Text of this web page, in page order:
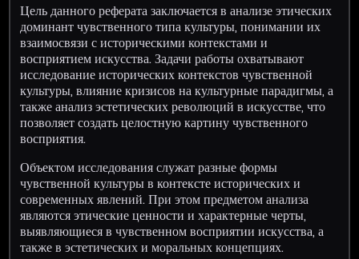
Цель данного реферата заключается в анализе этических
доминант чувственного типа культуры, понимании их
взаимосвязи с историческими контекстами и
восприятием искусства. Задачи работы охватывают
исследование исторических контекстов чувственной
культуры, влияние кризисов на культурные парадигмы, а
также анализ эстетических революций в искусстве, что
позволяет создать целостную картину чувственного
восприятия.
Объектом исследования служат разные формы
чувственной культуры в контексте исторических и
современных явлений. При этом предметом анализа
являются этические ценности и характерные черты,
выявляющиеся в чувственном восприятии искусства, а
также в эстетических и моральных концепциях.